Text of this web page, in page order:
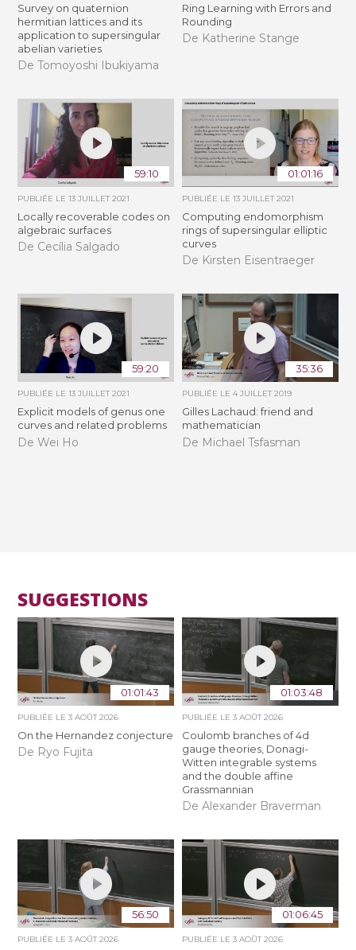
Survey on quaternion
hermitian lattices and its
application to supersingular
abelian varieties
De Tomoyoshi Ibukiyama
Ring Learning with Errors and
Rounding
De Katherine Stange
59:10
PUBLIÉE LE13 JUILLET 2021
Locally recoverable codes on
algebraic surfaces
De Cecília Salgado
01:01:16
PUBLIÉE LE 13 JUILLET 2021
Computing endomorphism
rings of supersingular elliptic
curves
De Kirsten Eisentraeger
59:20
PUBLIÉE LE13 JUILLET 2021
Explicit models of genus one
curves and related problems
De Wei Ho
35:36
PUBLIÉE LE 4 JUILLET 2019
Gilles Lachaud: friend and
mathematician
De Michael Tsfasman
SUGGESTIONS
01:01:43
PUBLIÉE LE3 AOÛT 2026
On the Hernandez conjecture
De Ryo Fujita
01:03:48
PUBLIÉE LE 3 AOÛT 2026
Coulomb branches of 4d
gauge theories, Donagi-
Witten integrable systems
and the double affine
Grassmannian
De Alexander Braverman
56:50
PUBLIÉE LE3 AOÛT 2026
01:06:45
PUBLIÉE LE 3 AOÛT 2026